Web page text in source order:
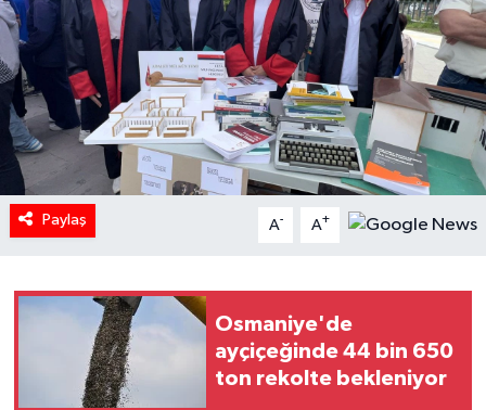
Paylaş A- A+
Osmaniye'de
ayçiçeğinde 44 bin 650
ton rekolte bekleniyor